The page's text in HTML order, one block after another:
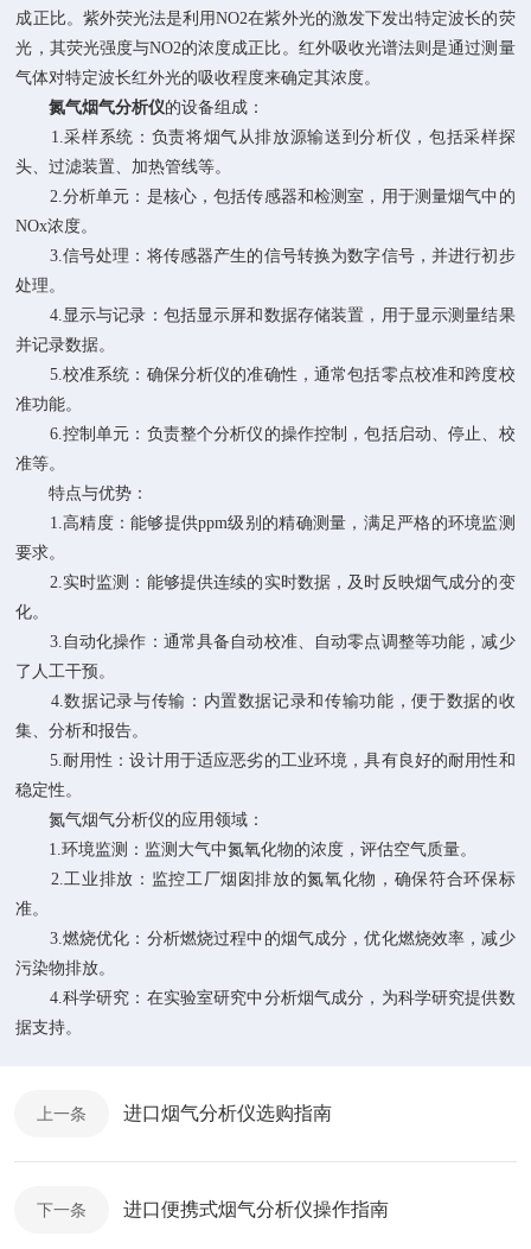
成正比。紫外荧光法是利用NO2在紫外光的激发下发出特定波长的荧
光，其荧光强度与NO2的浓度成正比。红外吸收光谱法则是通过测量
气体对特定波长红外光的吸收程度来确定其浓度。
氮气烟气分析仪的设备组成：
1.采样系统：负责将烟气从排放源输送到分析仪，包括采样探
头、过滤装置、加热管线等。
2.分析单元：是核心，包括传感器和检测室，用于测量烟气中的
NOx浓度。
3.信号处理：将传感器产生的信号转换为数字信号，并进行初步
处理。
4.显示与记录：包括显示屏和数据存储装置，用于显示测量结果
并记录数据。
5.校准系统：确保分析仪的准确性，通常包括零点校准和跨度校
准功能。
6.控制单元：负责整个分析仪的操作控制，包括启动、停止、校
准等。
特点与优势：
1.高精度：能够提供ppm级别的精确测量，满足严格的环境监测
要求。
2.实时监测：能够提供连续的实时数据，及时反映烟气成分的变
化。
3.自动化操作：通常具备自动校准、自动零点调整等功能，减少
了人工干预。
4.数据记录与传输：内置数据记录和传输功能，便于数据的收
集、分析和报告。
5.耐用性：设计用于适应恶劣的工业环境，具有良好的耐用性和
稳定性。
氮气烟气分析仪的应用领域：
1.环境监测：监测大气中氮氧化物的浓度，评估空气质量。
2.工业排放：监控工厂烟囱排放的氮氧化物，确保符合环保标
准。
3.燃烧优化：分析燃烧过程中的烟气成分，优化燃烧效率，减少
污染物排放。
4.科学研究：在实验室研究中分析烟气成分，为科学研究提供数
据支持。
上一条 进口烟气分析仪选购指南
下一条 进口便携式烟气分析仪操作指南